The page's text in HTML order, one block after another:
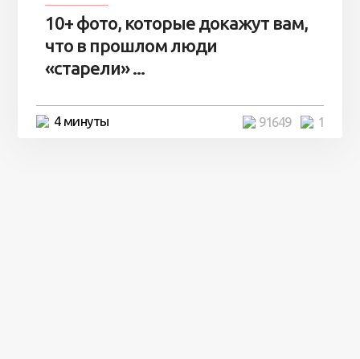
10+ фото, которые докажут вам,
что в прошлом люди
«старели» ...
4 минуты 1
91649